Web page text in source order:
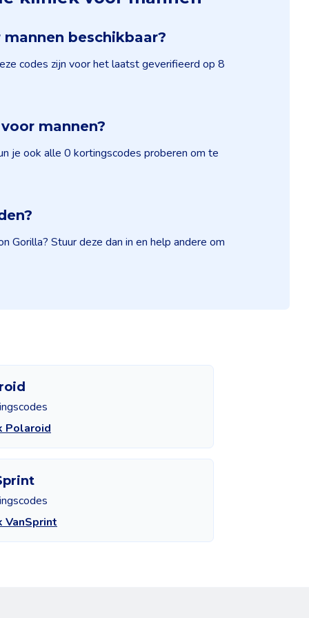
beschikbaar?
codes zijn voor het laatst geverifieerd op 8
mannen?
je ook alle 0 kortingscodes proberen om te
Gorilla? Stuur deze dan in en help andere om
Polaroid
VanSprint